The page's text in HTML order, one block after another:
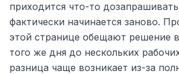
приходится что-то
фактически начинается заново.
этой странице обещают решение
того же дня до нескольких
разница чаще возникает из-за